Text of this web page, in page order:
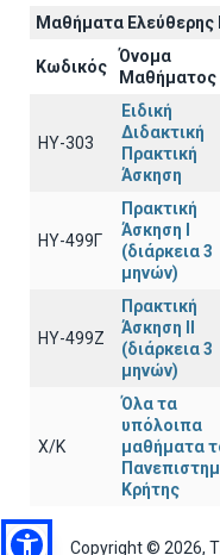
Μαθήματα Ελεύθερης
Κωδικός
Όνομα
Μαθήματος
ΗΥ-303
Ειδική
Διδακτική
Πρακτική
Άσκηση
ΗΥ-499Γ
Πρακτική
Άσκηση Ι
(διάρκεια 3
μηνών)
ΗΥ-499Ζ
Πρακτική
Άσκηση ΙΙ
(διάρκεια 3
μηνών)
Χ/Κ
Όλα τα
υπόλοιπα
μαθήματα
Κρήτης
Copyright © 2026,